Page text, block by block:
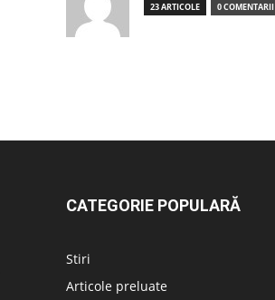
23 ARTICOLE 0 COMENTARII
CATEGORIE POPULARĂ
Stiri
Articole preluate